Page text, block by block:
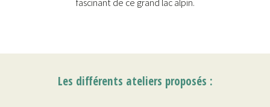
Les différents ateliers proposés :